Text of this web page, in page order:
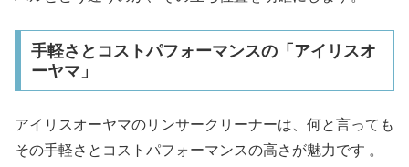
手軽さとコストパフォーマンスの「アイリスオ
ーヤマ」
アイリスオーヤマのリンサークリーナーは、何と言っても
その手軽さとコストパフォーマンスの高さが魅力です 。